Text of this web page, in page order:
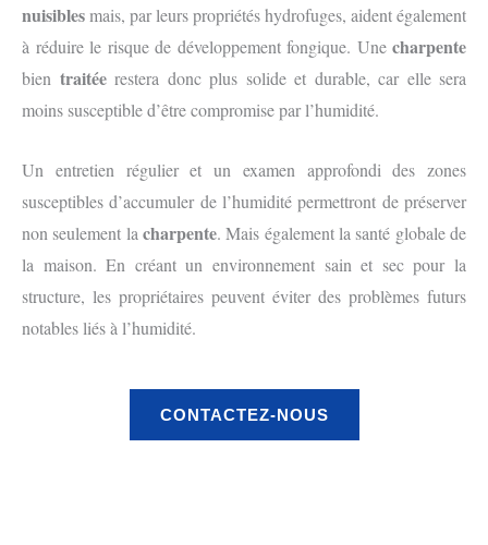
nuisiblesmais, par leurs propriétés hydrofuges, aident également
à réduire le risque de développement fongique. Une charpente
bien traitéerestera donc plus solide et durable, car elle sera
moins susceptible d’être compromise par l’humidité.
Un entretien régulier et un examen approfondi des zones
susceptibles d’accumuler de l’humidité permettront de préserver
non seulement la charpente. Mais également la santé globale de
la maison. En créant un environnement sain et sec pour la
structure, les propriétaires peuvent éviter des problèmes futurs
notables liés à l’humidité.
CONTACTEZ-NOUS